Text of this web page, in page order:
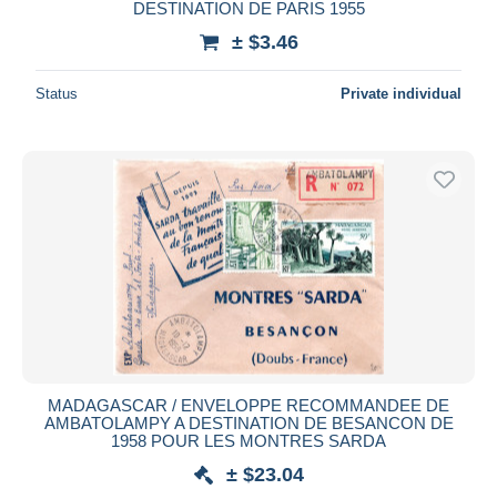
DESTINATION DE PARIS 1955
± $3.46
Status Private individual
MADAGASCAR / ENVELOPPE RECOMMANDEE DE
AMBATOLAMPY A DESTINATION DE BESANCON DE
1958 POUR LES MONTRES SARDA
± $23.04